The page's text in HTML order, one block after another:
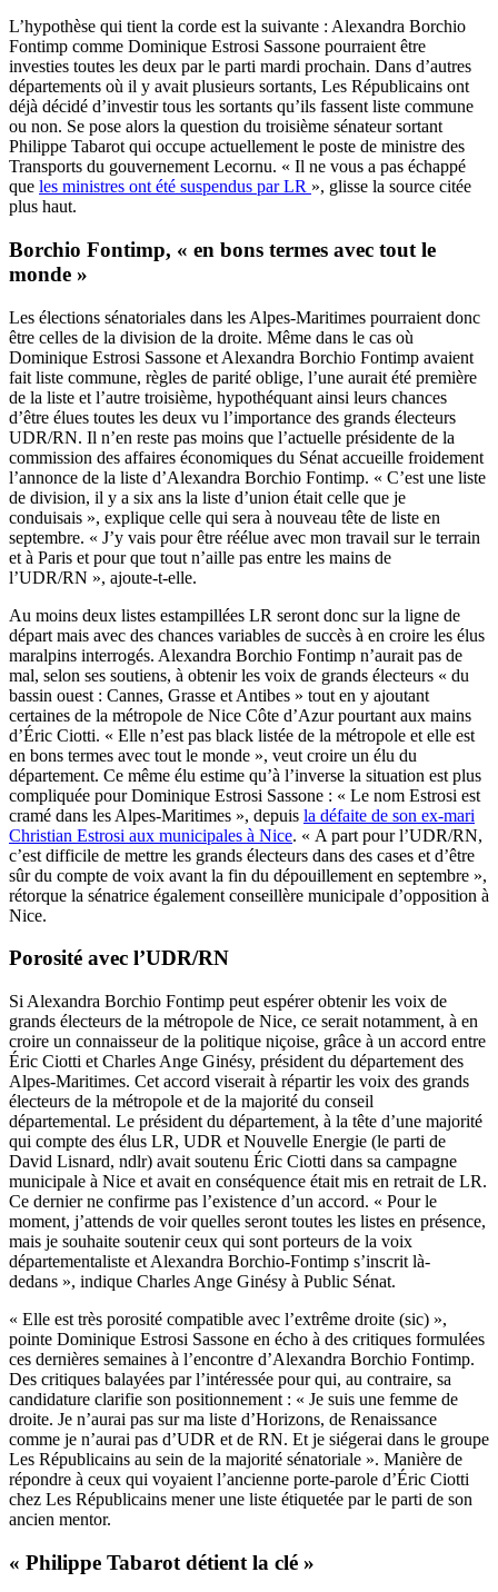
L’hypothèse qui tient la corde est la suivante : Alexandra Borchio
Fontimp comme Dominique Estrosi Sassone pourraient être
investies toutes les deux par le parti mardi prochain. Dans d’autres
départements où il y avait plusieurs sortants, Les Républicains ont
déjà décidé d’investir tous les sortants qu’ils fassent liste commune
ou non. Se pose alors la question du troisième sénateur sortant
Philippe Tabarot qui occupe actuellement le poste de ministre des
Transports du gouvernement Lecornu. « Il ne vous a pas échappé
que les ministres ont été suspendus par LR », glisse la source citée
plus haut.
Borchio Fontimp, « en bons termes avec tout le
monde »
Les élections sénatoriales dans les Alpes-Maritimes pourraient donc
être celles de la division de la droite. Même dans le cas où
Dominique Estrosi Sassone et Alexandra Borchio Fontimp avaient
fait liste commune, règles de parité oblige, l’une aurait été première
de la liste et l’autre troisième, hypothéquant ainsi leurs chances
d’être élues toutes les deux vu l’importance des grands électeurs
UDR/RN. Il n’en reste pas moins que l’actuelle présidente de la
commission des affaires économiques du Sénat accueille froidement
l’annonce de la liste d’Alexandra Borchio Fontimp. « C’est une liste
de division, il y a six ans la liste d’union était celle que je
conduisais », explique celle qui sera à nouveau tête de liste en
septembre. « J’y vais pour être réélue avec mon travail sur le terrain
et à Paris et pour que tout n’aille pas entre les mains de
l’UDR/RN », ajoute-t-elle.
Au moins deux listes estampillées LR seront donc sur la ligne de
départ mais avec des chances variables de succès à en croire les élus
maralpins interrogés. Alexandra Borchio Fontimp n’aurait pas de
mal, selon ses soutiens, à obtenir les voix de grands électeurs « du
bassin ouest : Cannes, Grasse et Antibes » tout en y ajoutant
certaines de la métropole de Nice Côte d’Azur pourtant aux mains
d’Éric Ciotti. « Elle n’est pas black listée de la métropole et elle est
en bons termes avec tout le monde », veut croire un élu du
département. Ce même élu estime qu’à l’inverse la situation est plus
compliquée pour Dominique Estrosi Sassone : « Le nom Estrosi est
cramé dans les Alpes-Maritimes », depuis la défaite de son ex-mari
Christian Estrosi aux municipales à Nice. « A part pour l’UDR/RN,
c’est difficile de mettre les grands électeurs dans des cases et d’être
sûr du compte de voix avant la fin du dépouillement en septembre »,
rétorque la sénatrice également conseillère municipale d’opposition à
Nice.
Porosité avec l’UDR/RN
Si Alexandra Borchio Fontimp peut espérer obtenir les voix de
grands électeurs de la métropole de Nice, ce serait notamment, à en
croire un connaisseur de la politique niçoise, grâce à un accord entre
Éric Ciotti et Charles Ange Ginésy, président du département des
Alpes-Maritimes. Cet accord viserait à répartir les voix des grands
électeurs de la métropole et de la majorité du conseil
départemental. Le président du département, à la tête d’une majorité
qui compte des élus LR, UDR et Nouvelle Energie (le parti de
David Lisnard, ndlr) avait soutenu Éric Ciotti dans sa campagne
municipale à Nice et avait en conséquence était mis en retrait de LR.
Ce dernier ne confirme pas l’existence d’un accord. « Pour le
moment, j’attends de voir quelles seront toutes les listes en présence,
mais je souhaite soutenir ceux qui sont porteurs de la voix
départementaliste et Alexandra Borchio-Fontimp s’inscrit là-
dedans », indique Charles Ange Ginésy à Public Sénat.
« Elle est très porosité compatible avec l’extrême droite (sic) »,
pointe Dominique Estrosi Sassone en écho à des critiques formulées
ces dernières semaines à l’encontre d’Alexandra Borchio Fontimp.
Des critiques balayées par l’intéressée pour qui, au contraire, sa
candidature clarifie son positionnement : « Je suis une femme de
droite. Je n’aurai pas sur ma liste d’Horizons, de Renaissance
comme je n’aurai pas d’UDR et de RN. Et je siégerai dans le groupe
Les Républicains au sein de la majorité sénatoriale ». Manière de
répondre à ceux qui voyaient l’ancienne porte-parole d’Éric Ciotti
chez Les Républicains mener une liste étiquetée par le parti de son
ancien mentor.
« Philippe Tabarot détient la clé »